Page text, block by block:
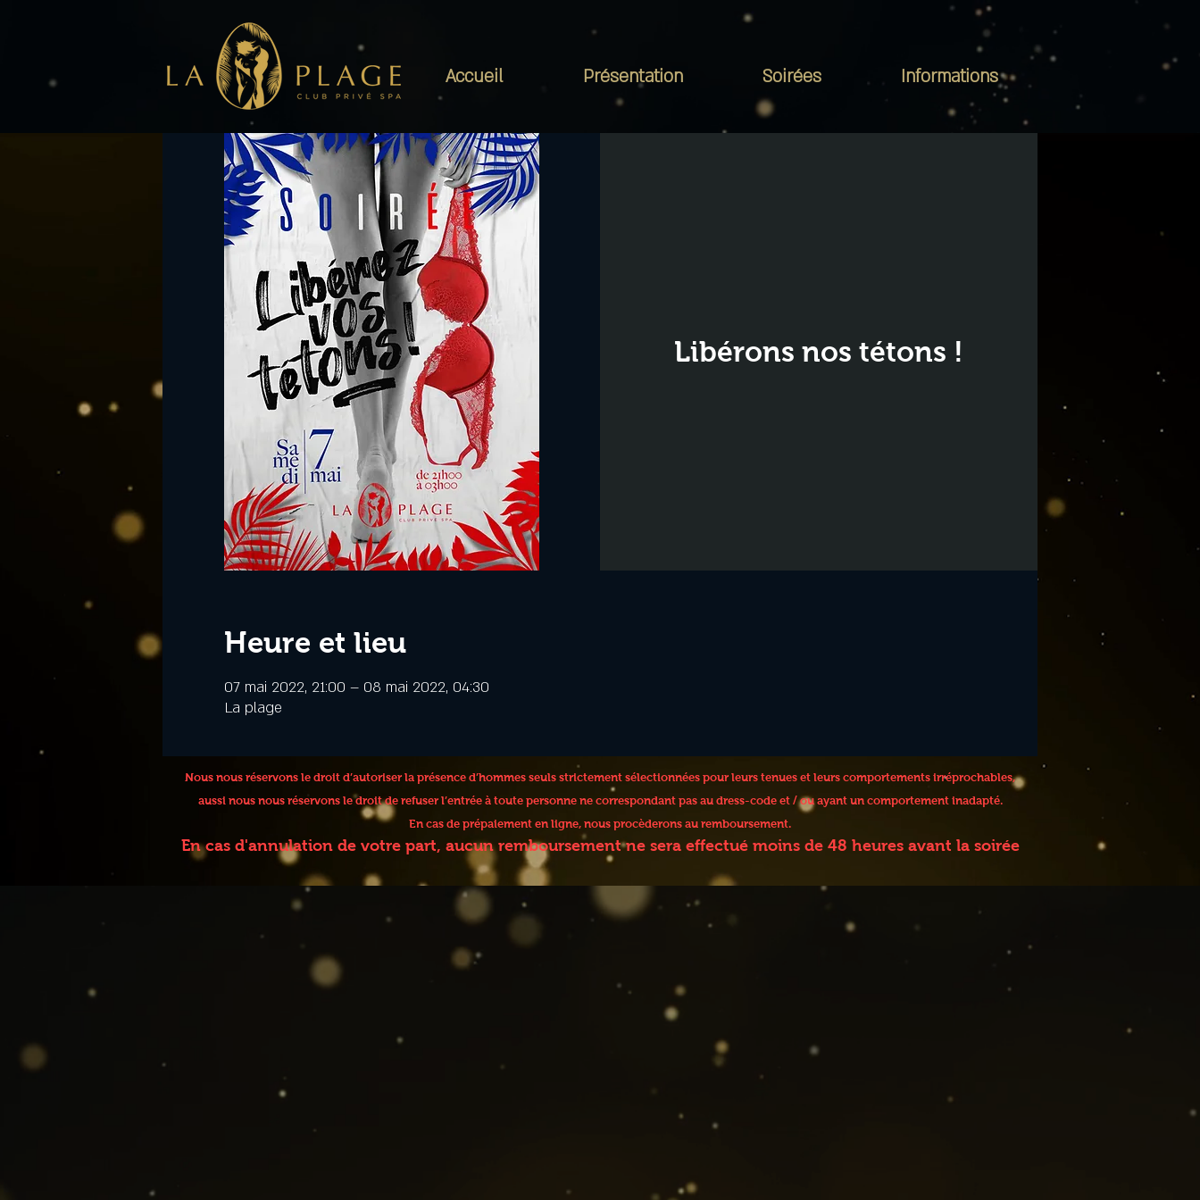
Accueil Présentation Soirées Informations
Libérons nos tétons !
Heure et lieu
07 mai 2022, 21:00 – 08 mai 2022, 04:30
La plage
Nous nous réservons le droit d’autoriser la présence d’hommes seuls strictement sélectionnées pour leurs tenues et leurs comportements irréprochables,
aussi nous nous réservons le droit de refuser l’entrée à toute personne ne correspondant pas au dress-code et / ou ayant un comportement inadapté.
En cas de prépaiement en ligne, nous procèderons au remboursement.
En cas d'annulation de votre part, aucun remboursement ne sera effectué moins de 48 heures avant la soirée